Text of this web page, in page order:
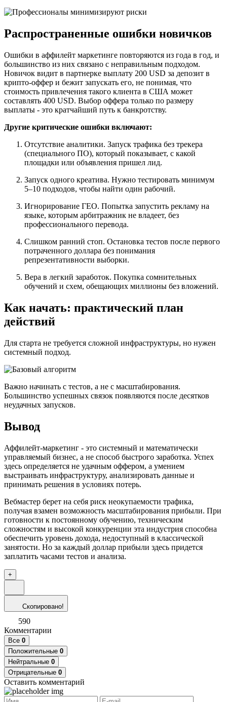
Распространенные ошибки новичков
Ошибки в аффилейт маркетинге повторяются из года в год, и
большинство из них связано с неправильным подходом.
Новичок видит в партнерке выплату 200 USD за депозит в
крипто-оффер и бежит запускать его, не понимая, что
стоимость привлечения такого клиента в США может
составлять 400 USD. Выбор оффера только по размеру
выплаты - это кратчайший путь к банкротству.
Другие критические ошибки включают:
Отсутствие аналитики. Запуск трафика без трекера
(специального ПО), который показывает, с какой
площадки или объявления пришел лид.
Запуск одного креатива. Нужно тестировать минимум
5–10 подходов, чтобы найти один рабочий.
Игнорирование ГЕО. Попытка запустить рекламу на
языке, которым арбитражник не владеет, без
профессионального перевода.
Слишком ранний стоп. Остановка тестов после первого
потраченного доллара без понимания
репрезентативности выборки.
Вера в легкий заработок. Покупка сомнительных
обучений и схем, обещающих миллионы без вложений.
Как начать: практический план
действий
Для старта не требуется сложной инфраструктуры, но нужен
системный подход.
Важно начинать с тестов, а не с масштабирования.
Большинство успешных связок появляются после десятков
неудачных запусков.
Вывод
Аффилейт-маркетинг - это системный и математически
управляемый бизнес, а не способ быстрого заработка. Успех
здесь определяется не удачным оффером, а умением
выстраивать инфраструктуру, анализировать данные и
принимать решения в условиях потерь.
Вебмастер берет на себя риск неокупаемости трафика,
получая взамен возможность масштабирования прибыли. При
готовности к постоянному обучению, техническим
сложностям и высокой конкуренции эта индустрия способна
обеспечить уровень дохода, недоступный в классической
занятости. Но за каждый доллар прибыли здесь придется
заплатить часами тестов и анализа.
+
Скопировано!
590
Комментарии
Все 0
Положительные 0
Нейтральные 0
Отрицательные 0
Оставить комментарий